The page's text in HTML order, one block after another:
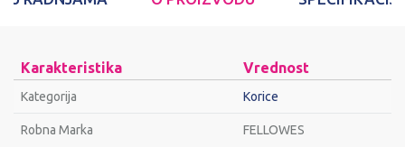
Karakteristika Vrednost
Kategorija Korice
Robna Marka FELLOWES